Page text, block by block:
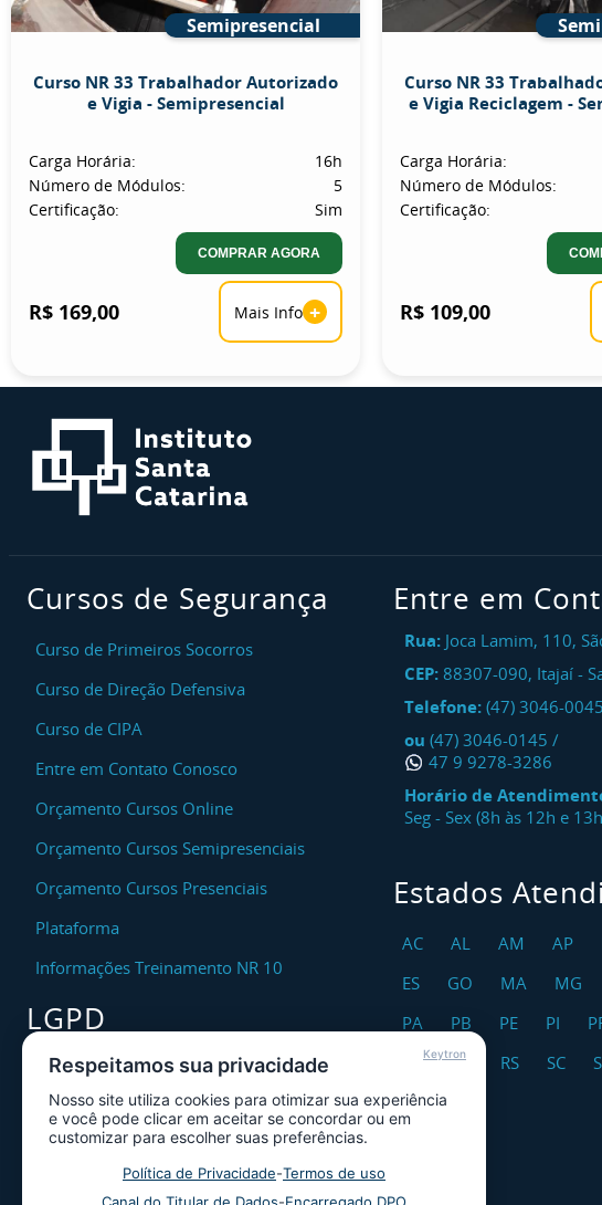
Semipresencial
Curso NR 33 Trabalhador Autorizado
e Vigia - Semipresencial
Carga Horária:
16h
Número de Módulos:
5
Certificação:
Sim
COMPRAR AGORA
R$ 169,00 Mais Info +
Curso NR 33
e Vigia Reciclagem -
Carga Horária:
Número de Módulos:
Certificação:
R$ 109,00
Cursos de Segurança
Curso de Primeiros Socorros
Curso de Direção Defensiva
Curso de CIPA
Entre em Contato Conosco
Orçamento Cursos Online
Orçamento Cursos Semipresenciais
Orçamento Cursos Presenciais
Plataforma
Informações Treinamento NR 10
LGPD
Encarregado DPO
Canal de Atendimento ao Titular dos
Dados
Política de Privacidade
Entre em
Rua: Joca Lamim, 110,
CEP: 88307-090, Itajaí -
Telefone: (47) 3046-0045
ou (47) 3046-0145 /
47 9 9278-3286
Horário de
Seg - Sex (8h às 12h e
Estados
AC AL AM AP
ES
GO MA MG
PA
PB PE PI
RO
RR RS SC
TO
Keytron
Respeitamos sua privacidade
Nosso site utiliza cookies para otimizar sua experiência
e você pode clicar em aceitar se concordar ou em
customizar para escolher suas preferências.
Política de Privacidade-Termos de uso